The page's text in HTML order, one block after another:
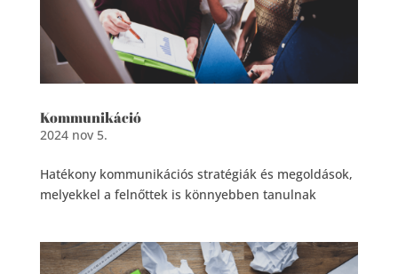
Kommunikáció
2024 nov 5.
Hatékony kommunikációs stratégiák és megoldások,
melyekkel a felnőttek is könnyebben tanulnak